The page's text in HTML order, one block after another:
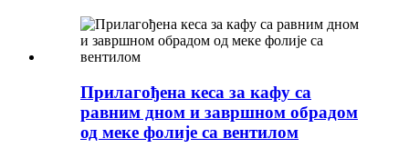
Прилагођена кеса за кафу са
равним дном и завршном обрадом
од меке фолије са вентилом